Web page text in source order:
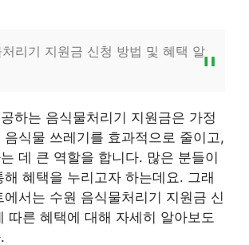
리기 지원금 신청 방법 및 혜택 알
하는 음식물처리기 지원금은 가정
음식물 쓰레기를 효과적으로 줄이고,
데 큰 역할을 합니다. 많은 분들이
해 혜택을 누리고자 하는데요. 그래
에서는 수원 음식물처리기 지원금 신
따른 혜택에 대해 자세히 알아보도